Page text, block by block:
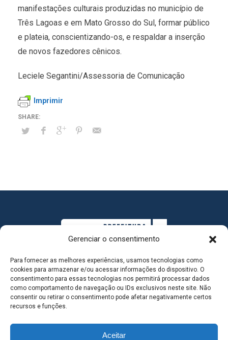
Gerenciar o consentimento
Para fornecer as melhores experiências, usamos tecnologias como
cookies para armazenar e/ou acessar informações do dispositivo. O
consentimento para essas tecnologias nos permitirá processar dados
como comportamento de navegação ou IDs exclusivos neste site. Não
consentir ou retirar o consentimento pode afetar negativamente certos
recursos e funções.
Aceitar
manifestações culturais produzidas no município de
Três Lagoas e em Mato Grosso do Sul, formar público
e plateia, conscientizando-os, e respaldar a inserção
de novos fazedores cênicos.
Leciele Segantini/Assessoria de Comunicação
Imprimir
MAPA DO SITE